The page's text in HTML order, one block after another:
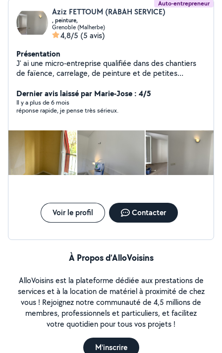
Auto-entrepreneur
Aziz FETTOUM (RABAH SERVICE)
, peinture,
Grenoble (Malherbe)
4,8/5 (5 avis)
Présentation
J' ai une micro-entreprise qualifiée dans des chantiers
de faïence, carrelage, de peinture et de petites
Notre travail est très propre. j'ai déjà mon KBIS et mon
inscription à l'URSSAF. Je peux me rendre disponible,
assez rapidement.
Dernier avis laissé par Marie-Jose : 4/5
Il y a plus de 6 mois
réponse rapide, je pense très sérieux.
Voir le profil Contacter
À Propos d’AlloVoisins
AlloVoisins est la plateforme dédiée aux prestations de
services et à la location de matériel à proximité de chez
vous ! Rejoignez notre communauté de 4,5 millions de
membres, professionnels et particuliers, et facilitez
votre quotidien pour tous vos projets !
M'inscrire